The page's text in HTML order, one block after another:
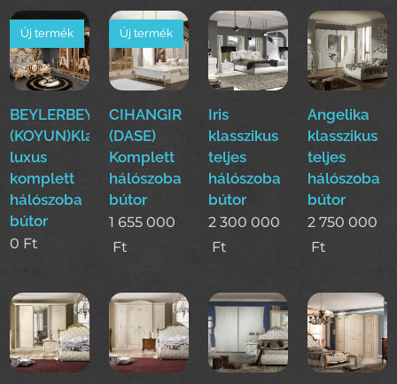
BEYLERBEYI
(KOYUN)Klasszikus
luxus
komplett
hálószoba
bútor
Új termék
0 Ft
CIHANGIR
(DASE)
Komplett
hálószoba
bútor
Új termék
1 655 000
Ft
Iris
klasszikus
teljes
hálószoba
bútor
2 300 000
Ft
Angelika
klasszikus
teljes
hálószoba
bútor
2 750 000
Ft